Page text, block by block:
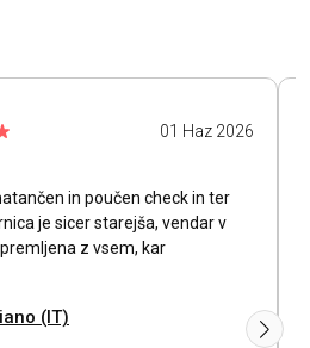
01 Haz 2026
in poučen check in ter
je sicer starejša, vendar v
z vsem, kar
(IT)